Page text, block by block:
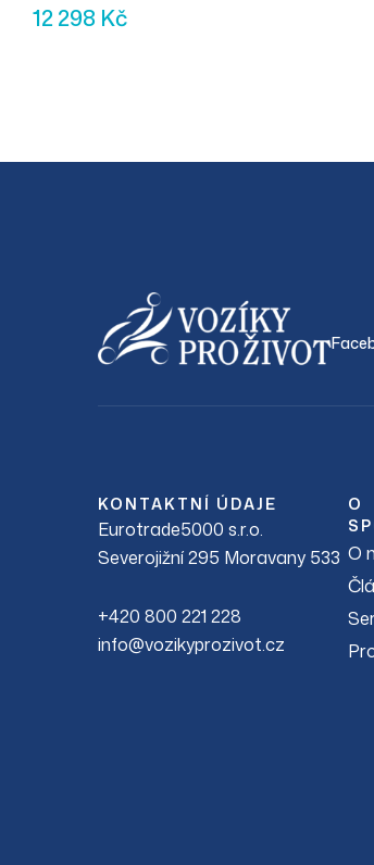
12 298 Kč
KONTAKTNÍ ÚDAJE
Eurotrade5000 s.r.o.
Severojižní 295 Moravany 533
+420 800 221 228
info@vozikyprozivot.cz
O
O